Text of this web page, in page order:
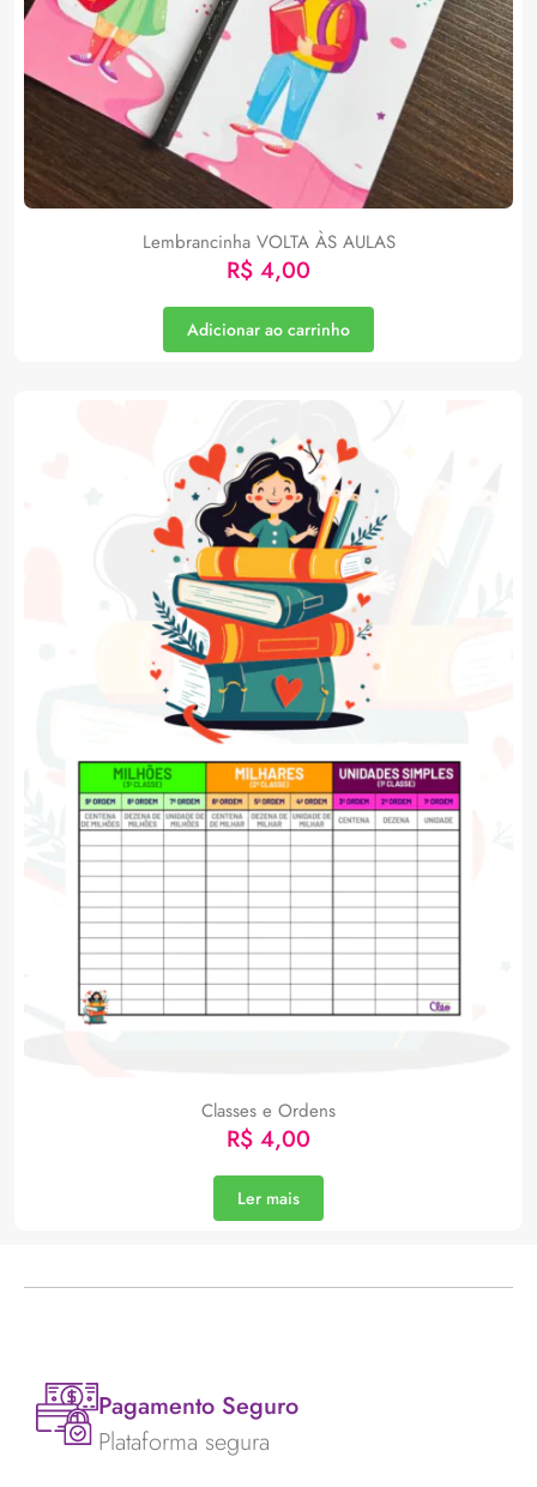
Lembrancinha VOLTA ÀS AULAS
R$ 4,00
Adicionar ao carrinho
Classes e Ordens
R$ 4,00
Ler mais
Pagamento Seguro
Plataforma segura